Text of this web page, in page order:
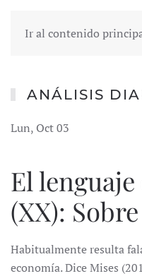
Ir al contenido
ANÁLISIS
Lun, Oct 03
El
(XX):
Habitualmente resulta
economía. Dice Mises